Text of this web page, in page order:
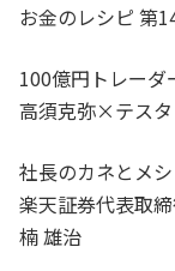
お金のレシピ 第
100億円トレーダ
高須克弥×テスタ
社長のカネとメ
楽天証券代表取
楠 雄治